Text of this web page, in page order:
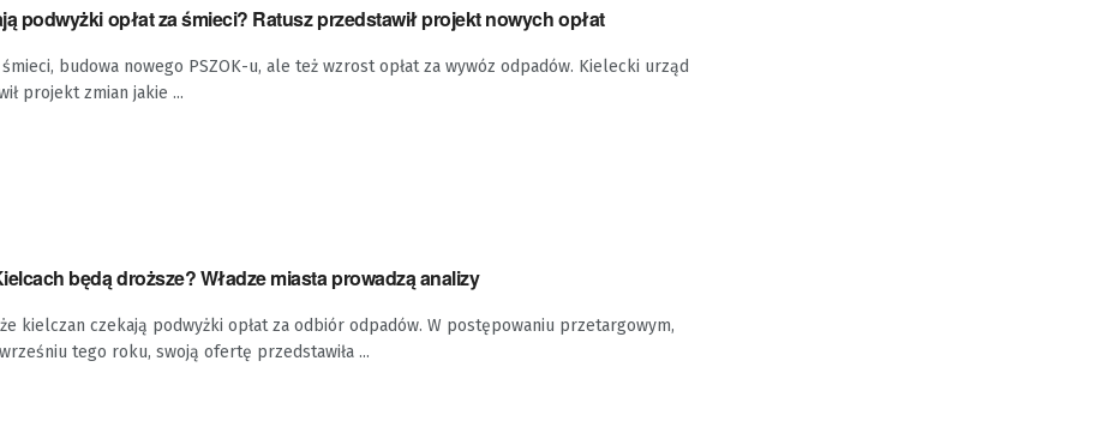
podwyżki opłat za śmieci? Ratusz przedstawił projekt nowych opłat
budowa nowego PSZOK-u, ale też wzrost opłat za wywóz odpadów. Kielecki urząd
projekt zmian jakie ...
będą droższe? Władze miasta prowadzą analizy
kielczan czekają podwyżki opłat za odbiór odpadów. W postępowaniu przetargowym,
tego roku, swoją ofertę przedstawiła ...